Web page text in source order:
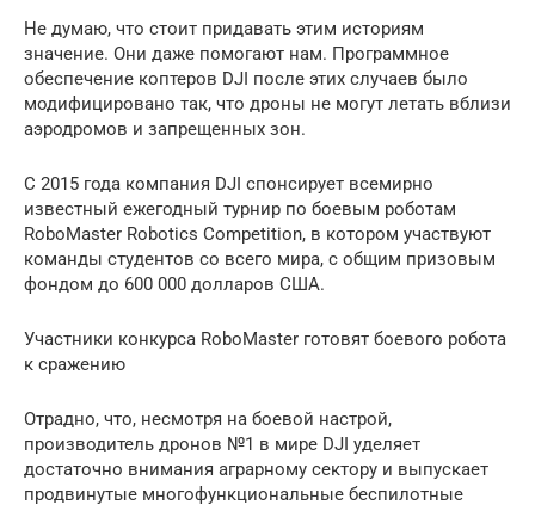
Не думаю, что стоит придавать этим историям
значение. Они даже помогают нам. Программное
обеспечение коптеров DJI после этих случаев было
модифицировано так, что дроны не могут летать вблизи
аэродромов и запрещенных зон.
С 2015 года компания DJI спонсирует всемирно
известный ежегодный турнир по боевым роботам
RoboMaster Robotics Competition, в котором участвуют
команды студентов со всего мира, с общим призовым
фондом до 600 000 долларов США.
Участники конкурса RoboMaster готовят боевого робота
к сражению
Отрадно, что, несмотря на боевой настрой,
производитель дронов №1 в мире DJI уделяет
достаточно внимания аграрному сектору и выпускает
продвинутые многофункциональные беспилотные